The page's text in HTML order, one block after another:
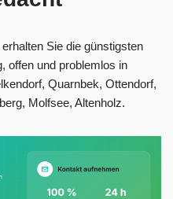
Sie die günstigsten
offen und problemlos in
Quarnbek, Ottendorf,
Molfsee, Altenholz.